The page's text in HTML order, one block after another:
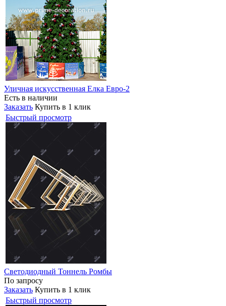
Уличная искусственная Елка Евро-2
Есть в наличии
Заказать Купить в 1 клик
Быстрый просмотр
Светодиодный Тоннель Ромбы
По запросу
Заказать Купить в 1 клик
Быстрый просмотр